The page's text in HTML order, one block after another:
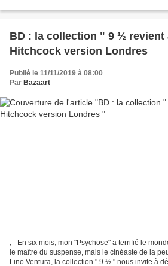
BD : la collection " 9 ½ revient
Hitchcock version Londres
Publié le 11/11/2019 à 08:00
Par Bazaart
, - En six mois, mon "Psychose" a terrifié le
le maître du suspense, mais le cinéaste de la
Lino Ventura, la collection " 9 ½ " nous invite à